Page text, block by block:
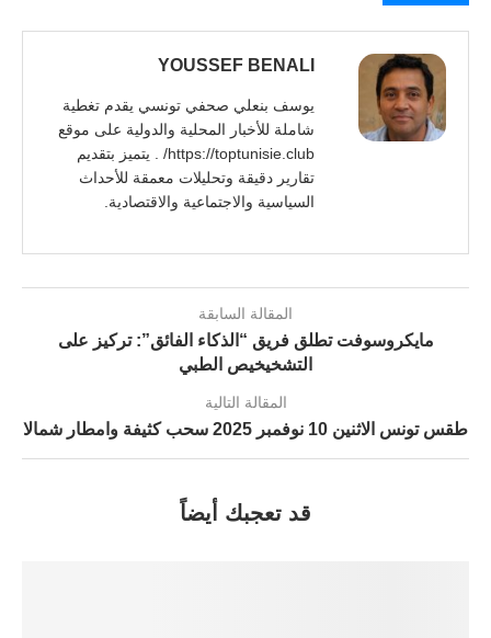
YOUSSEF BENALI
يوسف بنعلي صحفي تونسي يقدم تغطية
شاملة للأخبار المحلية والدولية على موقع
https://toptunisie.club/ . يتميز بتقديم
تقارير دقيقة وتحليلات معمقة للأحداث
السياسية والاجتماعية والاقتصادية.
المقالة السابقة
مايكروسوفت تطلق فريق “الذكاء الفائق”: تركيز على
التشخيخيص الطبي
المقالة التالية
طقس تونس الاثنين 10 نوفمبر 2025 سحب كثيفة وامطار شمالا
قد تعجبك أيضاً